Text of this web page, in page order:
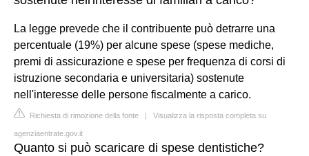
La legge prevede che il contribuente può detrarre una
percentuale (19%) per alcune spese (spese mediche,
premi di assicurazione e spese per frequenza di corsi di
istruzione secondaria e universitaria) sostenute
nell'interesse delle persone fiscalmente a carico.
Richiesta di rimozione della fonte | Visualizza la risposta completa su
agenziaentrate.gov.it
Quanto si può scaricare di spese dentistiche?